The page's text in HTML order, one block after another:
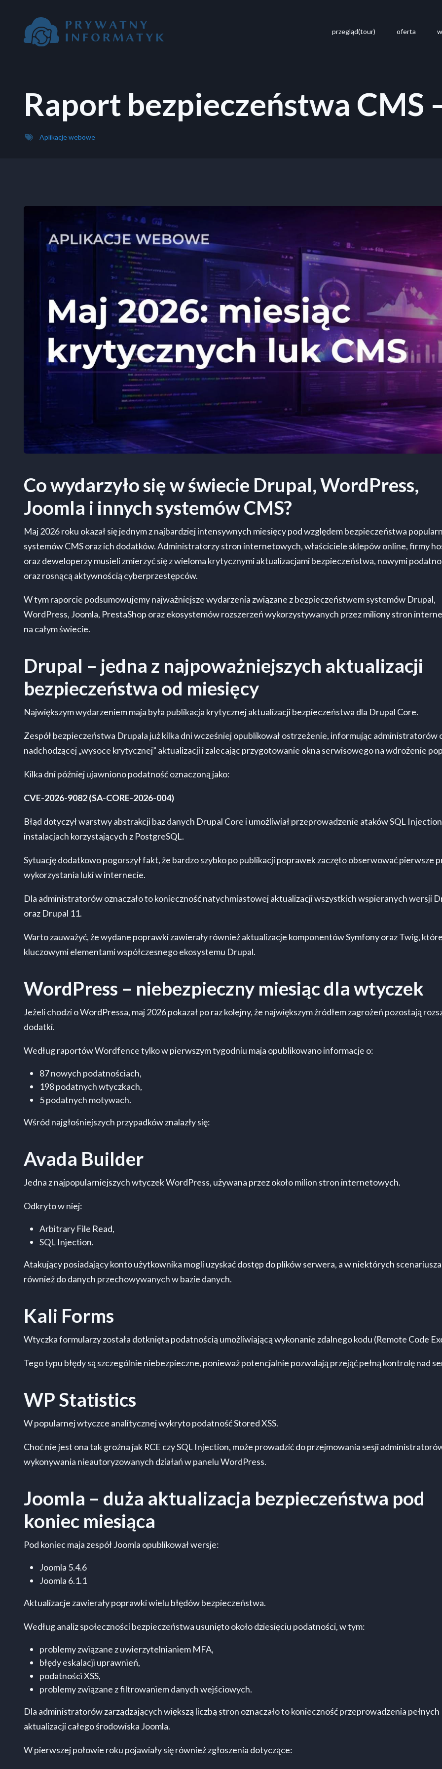
przegląd(tour) oferta
Raport bezpieczeństwa CMS
Aplikacje webowe
Co wydarzyło się w świecie Drupal, WordPress,
Joomla i innych systemów CMS?
Maj 2026 roku okazał się jednym z najbardziej intensywnych miesięcy pod względem bezpieczeństwa
systemów CMS oraz ich dodatków. Administratorzy stron internetowych, właściciele sklepów online, firmy
oraz deweloperzy musieli zmierzyć się z wieloma krytycznymi aktualizacjami bezpieczeństwa, nowymi
oraz rosnącą aktywnością cyberprzestępców.
W tym raporcie podsumowujemy najważniejsze wydarzenia związane z bezpieczeństwem systemów Drupal,
WordPress, Joomla, PrestaShop oraz ekosystemów rozszerzeń wykorzystywanych przez miliony stron
na całym świecie.
Drupal – jedna z najpoważniejszych aktualizacji
bezpieczeństwa od miesięcy
Największym wydarzeniem maja była publikacja krytycznej aktualizacji bezpieczeństwa dla Drupal Core.
Zespół bezpieczeństwa Drupala już kilka dni wcześniej opublikował ostrzeżenie, informując administratorów
nadchodzącej „wysoce krytycznej” aktualizacji i zalecając przygotowanie okna serwisowego na wdrożenie
Kilka dni później ujawniono podatność oznaczoną jako:
CVE-2026-9082 (SA-CORE-2026-004)
Błąd dotyczył warstwy abstrakcji baz danych Drupal Core i umożliwiał przeprowadzenie ataków SQL
instalacjach korzystających z PostgreSQL.
Sytuację dodatkowo pogorszył fakt, że bardzo szybko po publikacji poprawek zaczęto obserwować pierwsze
wykorzystania luki w internecie.
Dla administratorów oznaczało to konieczność natychmiastowej aktualizacji wszystkich wspieranych wersji
oraz Drupal 11.
Warto zauważyć, że wydane poprawki zawierały również aktualizacje komponentów Symfony oraz Twig,
kluczowymi elementami współczesnego ekosystemu Drupal.
WordPress – niebezpieczny miesiąc dla wtyczek
Jeżeli chodzi o WordPressa, maj 2026 pokazał po raz kolejny, że największym źródłem zagrożeń pozostają
dodatki.
Według raportów Wordfence tylko w pierwszym tygodniu maja opublikowano informacje o:
87 nowych podatnościach,
198 podatnych wtyczkach,
5 podatnych motywach.
Wśród najgłośniejszych przypadków znalazły się:
Avada Builder
Jedna z najpopularniejszych wtyczek WordPress, używana przez około milion stron internetowych.
Odkryto w niej:
Arbitrary File Read,
SQL Injection.
Atakujący posiadający konto użytkownika mogli uzyskać dostęp do plików serwera, a w niektórych
również do danych przechowywanych w bazie danych.
Kali Forms
Wtyczka formularzy została dotknięta podatnością umożliwiającą wykonanie zdalnego kodu (Remote Code
Tego typu błędy są szczególnie niebezpieczne, ponieważ potencjalnie pozwalają przejąć pełną kontrolę nad
WP Statistics
W popularnej wtyczce analitycznej wykryto podatność Stored XSS.
Choć nie jest ona tak groźna jak RCE czy SQL Injection, może prowadzić do przejmowania sesji
wykonywania nieautoryzowanych działań w panelu WordPress.
Joomla – duża aktualizacja bezpieczeństwa pod
koniec miesiąca
Pod koniec maja zespół Joomla opublikował wersje:
Joomla 5.4.6
Joomla 6.1.1
Aktualizacje zawierały poprawki wielu błędów bezpieczeństwa.
Według analiz społeczności bezpieczeństwa usunięto około dziesięciu podatności, w tym:
problemy związane z uwierzytelnianiem MFA,
błędy eskalacji uprawnień,
podatności XSS,
problemy związane z filtrowaniem danych wejściowych.
Dla administratorów zarządzających większą liczbą stron oznaczało to konieczność przeprowadzenia pełnych
aktualizacji całego środowiska Joomla.
W pierwszej połowie roku pojawiały się również zgłoszenia dotyczące: